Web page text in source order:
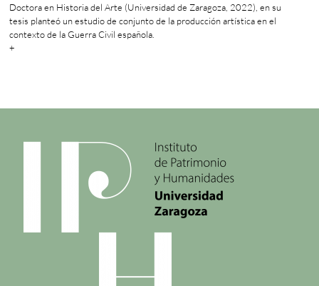
Doctora en Historia del Arte (Universidad de Zaragoza, 2022), en su
tesis planteó un estudio de conjunto de la producción artística en el
contexto de la Guerra Civil española.
+